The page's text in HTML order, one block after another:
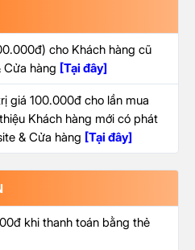
cho Khách hàng cũ
Cửa hàng [Tại đây]
giá 100.000đ cho lần mua
Khách hàng mới có phát
& Cửa hàng [Tại đây]
khi thanh toán bằng thẻ